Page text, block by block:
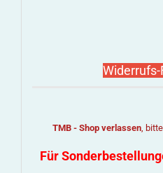
TMB - Shop verlassen,
Für